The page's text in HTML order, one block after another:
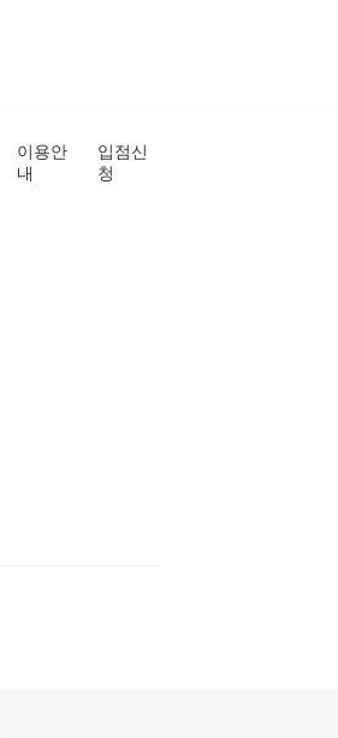
이용안
내
입점신
청